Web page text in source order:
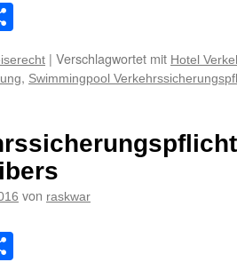
| Verschlagwortet mit Hotel
, Swimmingpool
von raskwar